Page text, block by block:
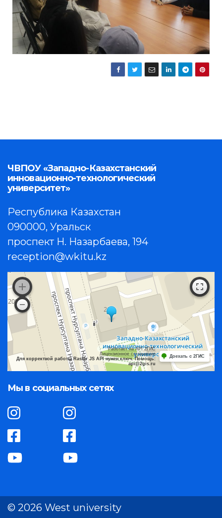
ЧВПОУ «Западно-Казахстанский
инновационно-технологический
университет»
Республика Казахстан
090000, Уральск
проспект Н. Назарбаева, 194
reception@wkitu.kz
Работает на API 2ГИС
Лицензионное соглашение
Для корректной работы Raster JS API нужен ключ. Помощь:
api@2gis.ru
Доехать с 2ГИС
Мы в социальных сетях
© 2026 West university